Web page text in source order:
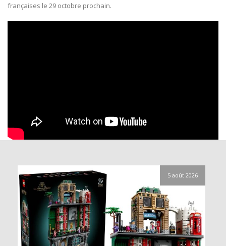
françaises le 29 octobre prochain.
5 août 2026